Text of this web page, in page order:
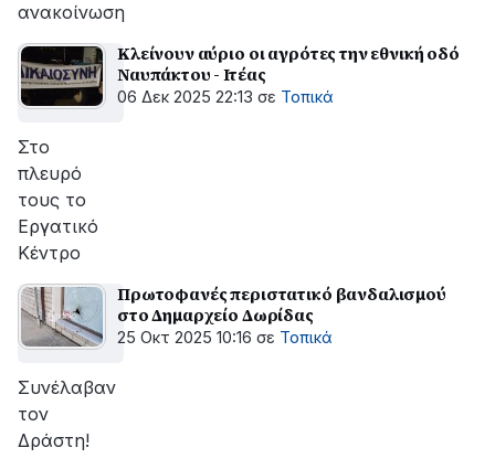
ανακοίνωση
Κλείνουν αύριο οι αγρότες την εθνική οδό
Ναυπάκτου - Ιτέας
06 Δεκ 2025 22:13 σε Τοπικά
Στο
πλευρό
τους το
Εργατικό
Κέντρο
Πρωτοφανές περιστατικό βανδαλισμού
στο Δημαρχείο Δωρίδας
25 Οκτ 2025 10:16 σε Τοπικά
Συνέλαβαν
τον
Δράστη!